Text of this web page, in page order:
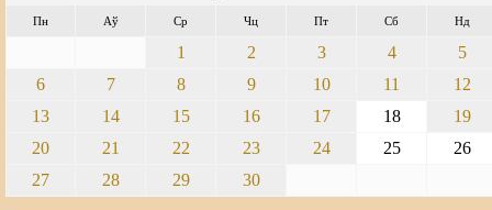
Пн Аў Ср Чц Пт Сб Нд
1 2 3 4
5
6
7 8 9 10 11
12
13
14 15 16 17 18
19
20
21 22 23 24 25
26
27
28 29 30
Суд
Сьмяротнае пакараньне
Правы працоўных
Сацыяльныя правы